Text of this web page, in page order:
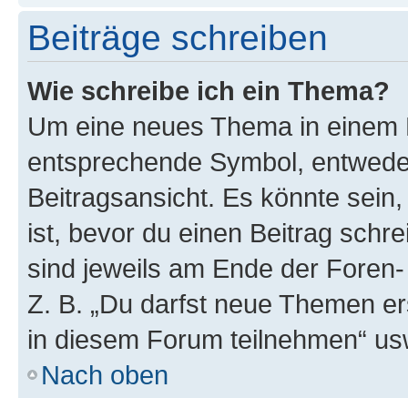
Beiträge schreiben
Wie schreibe ich ein Thema?
Um eine neues Thema in
entsprechende Symbol,
Beitragsansicht. Es könnte
ist, bevor du einen Beitrag
sind jeweils am Ende der
Z. B. „Du darfst neue Themen
in diesem Forum teilnehmen“
Nach oben